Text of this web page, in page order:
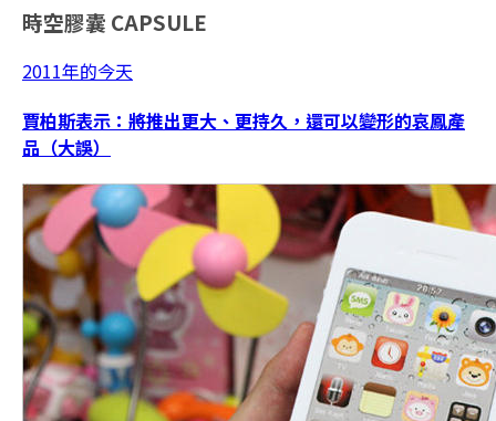
時空膠囊 CAPSULE
2011年的今天
賈柏斯表示：將推出更大、更持久，還可以變形的哀鳳產
品（大誤）